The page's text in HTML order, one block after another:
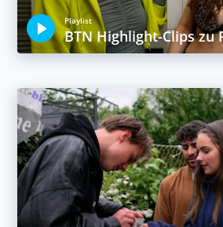
Playlist
BTN Highlight-Clips zu